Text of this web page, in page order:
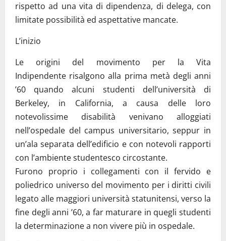
rispetto ad una vita di dipendenza, di delega, con
limitate possibilità ed aspettative mancate.
L’inizio
Le origini del movimento per la Vita
Indipendente risalgono alla prima metà degli anni
’60 quando alcuni studenti dell’università di
Berkeley, in California, a causa delle loro
notevolissime disabilità venivano alloggiati
nell’ospedale del campus universitario, seppur in
un’ala separata dell’edificio e con notevoli rapporti
con l’ambiente studentesco circostante.
Furono proprio i collegamenti con il fervido e
poliedrico universo del movimento per i diritti civili
legato alle maggiori università statunitensi, verso la
fine degli anni ’60, a far maturare in quegli studenti
la determinazione a non vivere più in ospedale.